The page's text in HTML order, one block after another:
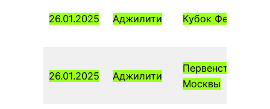
26.01.2025 Аджилити Кубок Федерации
26.01.2025 Аджилити
Первенство
Москвы